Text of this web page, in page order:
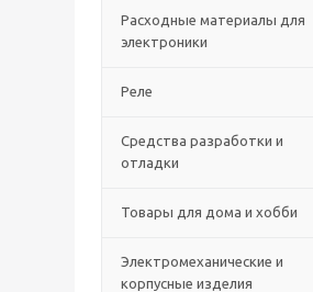
Расходные материалы для
электроники
Реле
Средства разработки и
отладки
Товары для дома и хобби
Электромеханические и
корпусные изделия